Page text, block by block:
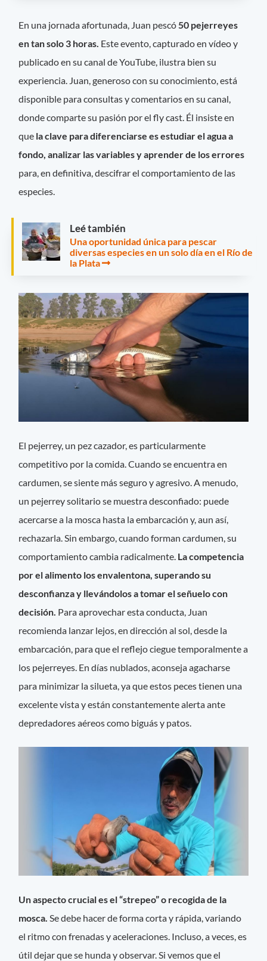
En una jornada afortunada, Juan pescó 50 pejerreyes
en tan solo 3 horas. Este evento, capturado en vídeo y
publicado en su canal de YouTube, ilustra bien su
experiencia. Juan, generoso con su conocimiento, está
disponible para consultas y comentarios en su canal,
donde comparte su pasión por el fly cast. Él insiste en
que la clave para diferenciarse es estudiar el agua a
fondo, analizar las variables y aprender de los errores
para, en definitiva, descifrar el comportamiento de las
especies.
Leé también
Una oportunidad única para pescar
diversas especies en un solo día en el Río de
la Plata
El pejerrey, un pez cazador, es particularmente
competitivo por la comida. Cuando se encuentra en
cardumen, se siente más seguro y agresivo. A menudo,
un pejerrey solitario se muestra desconfiado: puede
acercarse a la mosca hasta la embarcación y, aun así,
rechazarla. Sin embargo, cuando forman cardumen, su
comportamiento cambia radicalmente. La competencia
por el alimento los envalentona, superando su
desconfianza y llevándolos a tomar el señuelo con
decisión. Para aprovechar esta conducta, Juan
recomienda lanzar lejos, en dirección al sol, desde la
embarcación, para que el reflejo ciegue temporalmente a
los pejerreyes. En días nublados, aconseja agacharse
para minimizar la silueta, ya que estos peces tienen una
excelente vista y están constantemente alerta ante
depredadores aéreos como biguás y patos.
Un aspecto crucial es el “strepeo” o recogida de la
mosca. Se debe hacer de forma corta y rápida, variando
el ritmo con frenadas y aceleraciones. Incluso, a veces, es
útil dejar que se hunda y observar. Si vemos que el